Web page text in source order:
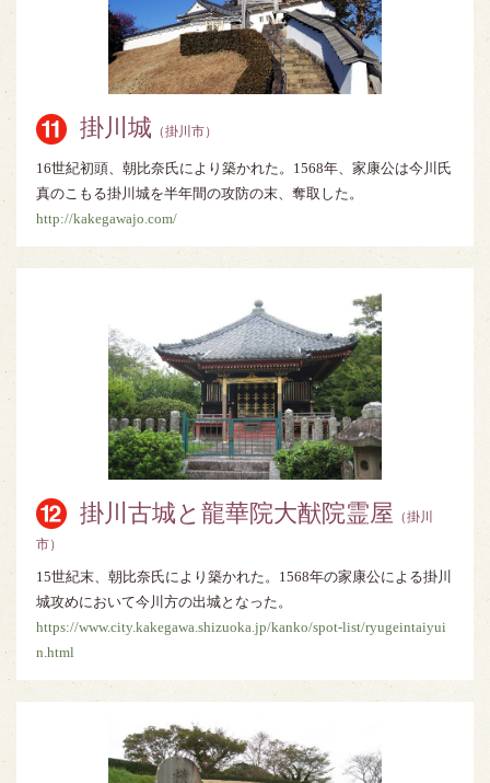
掛川城 （掛川市）
16世紀初頭、朝比奈氏により築かれた。1568年、家康公は今川氏
真のこもる掛川城を半年間の攻防の末、奪取した。
http://kakegawajo.com/
掛川古城と龍華院大猷院霊屋
（掛川
市）
15世紀末、朝比奈氏により築かれた。1568年の家康公による掛川
城攻めにおいて今川方の出城となった。
https://www.city.kakegawa.shizuoka.jp/kanko/spot-list/ryugeintaiyui
n.html